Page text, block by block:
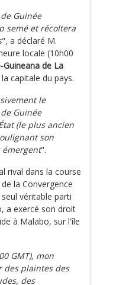
Guinée
semé et récoltera
", a déclaré M.
locale (10h00
de La
capitale du pays.
le
Guinée
(le plus ancien
son
".
rival dans la course
la Convergence
véritable parti
a exercé son droit
à Malabo, sur l'île
GMT), mon
des plaintes des
des